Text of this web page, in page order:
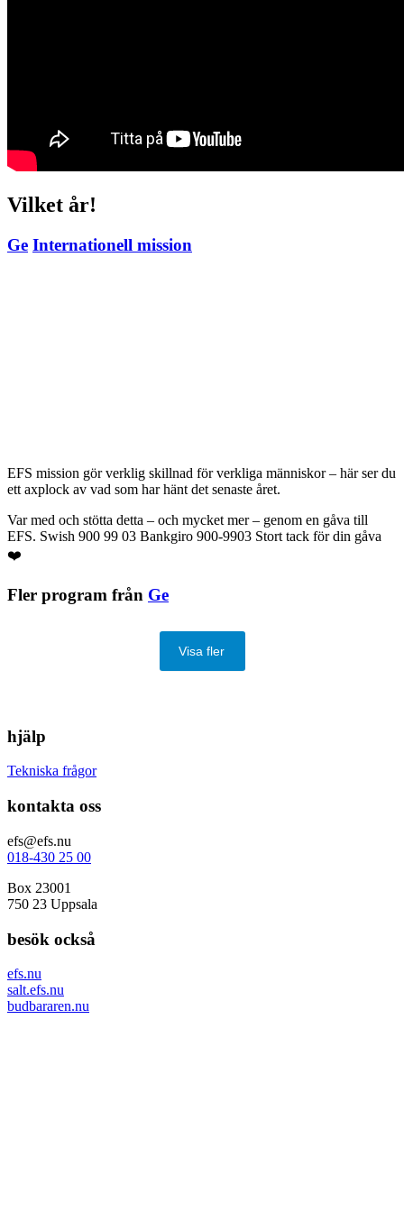
Vilket år!
Ge Internationell mission
EFS mission gör verklig skillnad för verkliga människor – här ser du
ett axplock av vad som har hänt det senaste året.
Var med och stötta detta – och mycket mer – genom en gåva till
EFS. Swish 900 99 03 Bankgiro 900-9903 Stort tack för din gåva
❤️
Fler program från Ge
Visa fler
hjälp
Tekniska frågor
kontakta oss
efs@efs.nu
018-430 25 00
Box 23001
750 23 Uppsala
besök också
efs.nu
salt.efs.nu
budbararen.nu